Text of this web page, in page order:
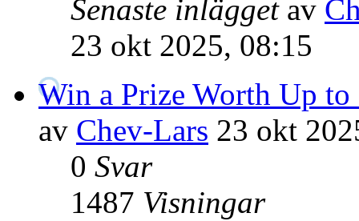
Senaste inlägget av
23 okt 2025, 08:15
Win a Prize Worth Up
av Chev-Lars 23 okt
0 Svar
1487 Visningar